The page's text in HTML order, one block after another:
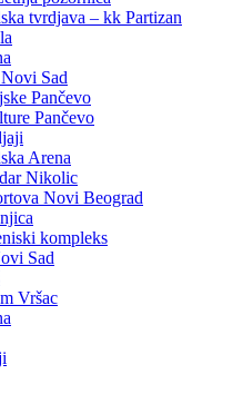
tvrdjava – kk Partizan
Sad
Pančevo
Pančevo
Arena
Nikolic
Novi Beograd
kompleks
Sad
Vršac